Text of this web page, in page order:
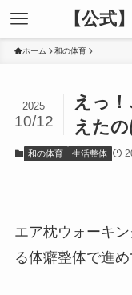
【公式
ホーム 和の体育
えっ
えた
2025
10/12
和の体育 生活整体
エア枕ウォーキ
る体癖整体で進